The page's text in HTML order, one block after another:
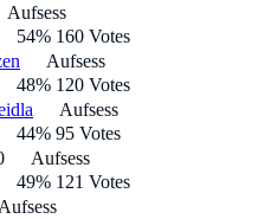
Aufsess
54% 160 Votes
Aufsess
48% 120 Votes
Aufsess
44% 95 Votes
Aufsess
49% 121 Votes
Aufsess